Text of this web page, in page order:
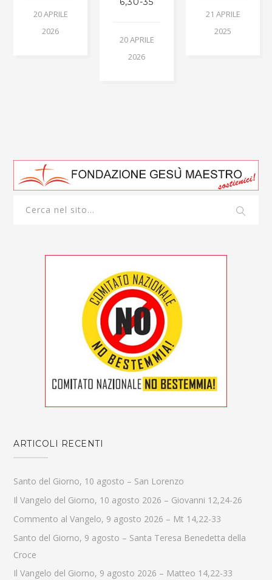
20 APRILE
2026
20 APRILE
2026
21 APRILE
2025
ARTICOLI RECENTI
Santo del Giorno, 10 agosto – San Lorenzo
Il Vangelo del Giorno, 10 agosto 2026 – Giovanni 12,24-26
Commento al Vangelo, 9 agosto 2026 – Mt 14,22-33
Santo del Giorno, 9 agosto – Santa Teresa Benedetta della
Croce
Il Vangelo del Giorno, 9 agosto 2026 – Matteo 14,22-33